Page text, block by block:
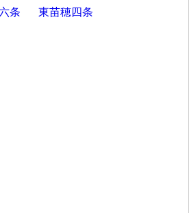
条 東苗穂四条